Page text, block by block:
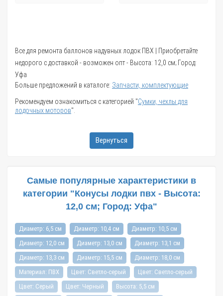
Все для ремонта баллонов надувных лодок ПВХ | Приобретайте
недорого с доставкой - возможен опт - Высота: 12,0 см; Город:
Уфа
Больше предложений в каталоге: Запчасти, комплектующие
Рекомендуем ознакомиться с категорией "Сумки, чехлы для
лодочных моторов".
Вернуться
Самые популярные характеристики в
категории "Конусы лодки пвх - Высота:
12,0 см; Город: Уфа"
Диаметр: 6,5 см Диаметр: 10,4 см
Диаметр: 10,5 см
Диаметр: 12,0 см
Диаметр: 13,0 см
Диаметр: 13,1 см
Диаметр: 13,3 см
Диаметр: 15,5 см
Диаметр: 18,0 см
Материал: ПВХ
Цвет: Светло-серый
Цвет: Cветло-серый
Цвет: Серый
Цвет: Черный
Высота: 5,5 см